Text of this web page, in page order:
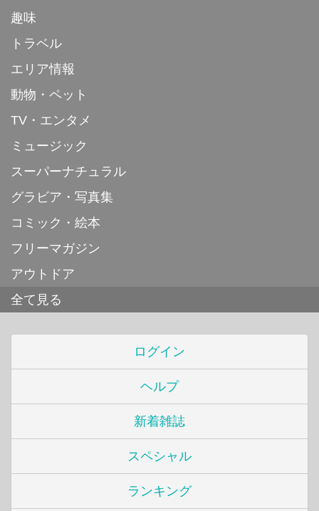
趣味
トラベル
エリア情報
動物・ペット
TV・エンタメ
ミュージック
スーパーナチュラル
グラビア・写真集
コミック・絵本
フリーマガジン
アウトドア
全て見る
ログイン
ヘルプ
新着雑誌
スペシャル
ランキング